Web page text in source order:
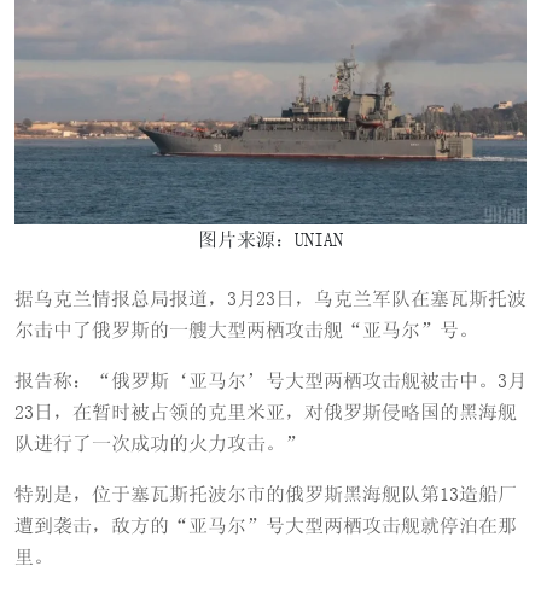
图片来源：UNIAN
据乌克兰情报总局报道，3月23日，乌克兰军队在塞瓦斯托波
尔击中了俄罗斯的一艘大型两栖攻击舰“亚马尔”号。
报告称：“俄罗斯‘亚马尔’号大型两栖攻击舰被击中。3月
23日，在暂时被占领的克里米亚，对俄罗斯侵略国的黑海舰
队进行了一次成功的火力攻击。”
特别是，位于塞瓦斯托波尔市的俄罗斯黑海舰队第13造船厂
遭到袭击，敌方的“亚马尔”号大型两栖攻击舰就停泊在那
里。